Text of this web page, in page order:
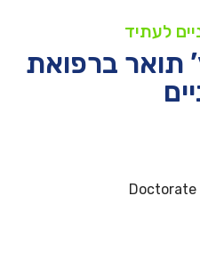
לעתיד
תואר ברפואת